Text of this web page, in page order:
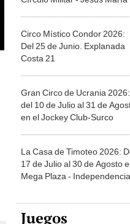
Circo Místico Condor 2026:
Del 25 de Junio. Explanada
Costa 21
Gran Circo de Ucrania 2026:
del 10 de Julio al 31 de
en el Jockey Club-Surco
La Casa de Timoteo 2026:
17 de Julio al 30 de Agosto
Mega Plaza - Independencia
Juegos